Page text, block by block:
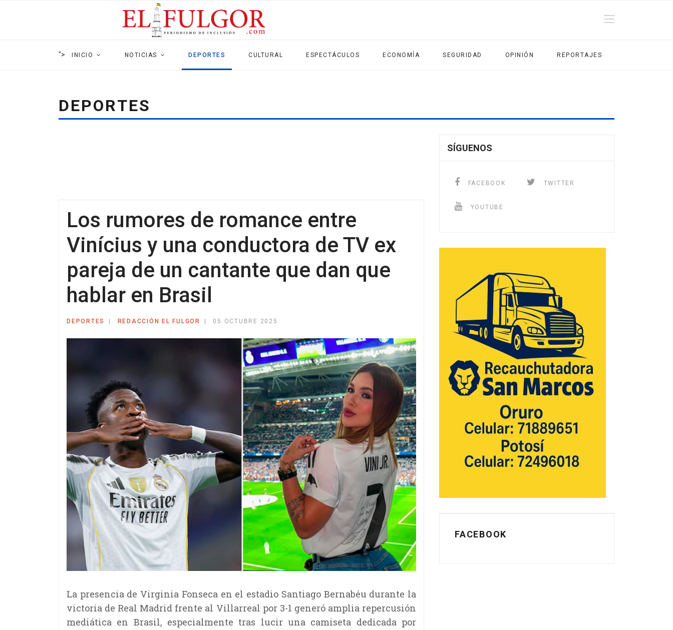
"> INICIO NOTICIAS DEPORTES CULTURAL ESPECTÁCULOS ECONOMÍA SEGURIDAD OPINIÓN REPORTAJES
DEPORTES
Los rumores de romance entre
Vinícius y una conductora de TV ex
pareja de un cantante que dan que
hablar en Brasil
DEPORTES REDACCIÓN EL FULGOR 05 OCTUBRE 2025
La presencia de Virginia Fonseca en el estadio Santiago Bernabéu durante la
victoria de Real Madrid frente al Villarreal por 3-1 generó amplia repercusión
mediática en Brasil, especialmente tras lucir una camiseta dedicada por
SÍGUENOS
FACEBOOK TWITTER
YOUTUBE
FACEBOOK